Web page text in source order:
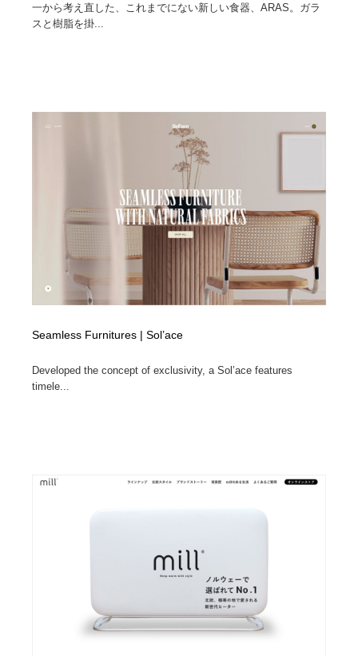
一から考え直した、これまでにない新しい食器、ARAS。ガラ
スと樹脂を掛...
Seamless Furnitures | Sol’ace
Developed the concept of exclusivity, a Sol’ace features
timele...